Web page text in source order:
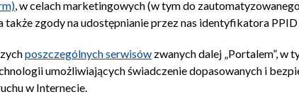
, w celach marketingowych (w tym do
zgody na udostępnianie przez nas identyfikatora
poszczególnych serwisów zwanych dalej „Portalem”, w
umożliwiających świadczenie dopasowanych i
w Internecie.